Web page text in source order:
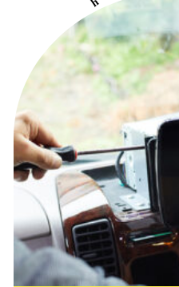
b icycle